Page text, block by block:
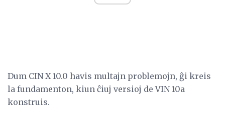
Dum CIN X 10.0 havis multajn problemojn, ĝi kreis
la fundamenton, kiun ĉiuj versioj de VIN 10a
konstruis.